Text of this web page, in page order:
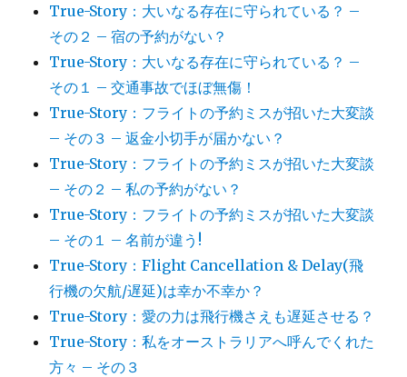
True-Story：大いなる存在に守られている？ –
その２ – 宿の予約がない？
True-Story：大いなる存在に守られている？ –
その１ – 交通事故でほぼ無傷！
True-Story：フライトの予約ミスが招いた大変談
– その３ – 返金小切手が届かない？
True-Story：フライトの予約ミスが招いた大変談
– その２ – 私の予約がない？
True-Story：フライトの予約ミスが招いた大変談
– その１ – 名前が違う!
True-Story：Flight Cancellation & Delay(飛
行機の欠航/遅延)は幸か不幸か？
True-Story：愛の力は飛行機さえも遅延させる？
True-Story：私をオーストラリアへ呼んでくれた
方々 – その３